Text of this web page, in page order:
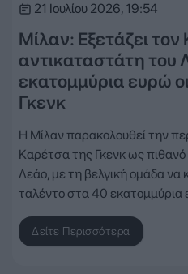
21 Ιουλίου 2026, 19:54
Μίλαν: Εξετάζει
αντικαταστάτη του
εκατομμύρια ευρώ
Γκενκ
Η Μίλαν παρακολουθεί την
Καρέτσα της Γκενκ ως
Λεάο, με τη βελγική ομάδα να
ταλέντο στα 40 εκατομμύρια
Δείτε Περισσότερα